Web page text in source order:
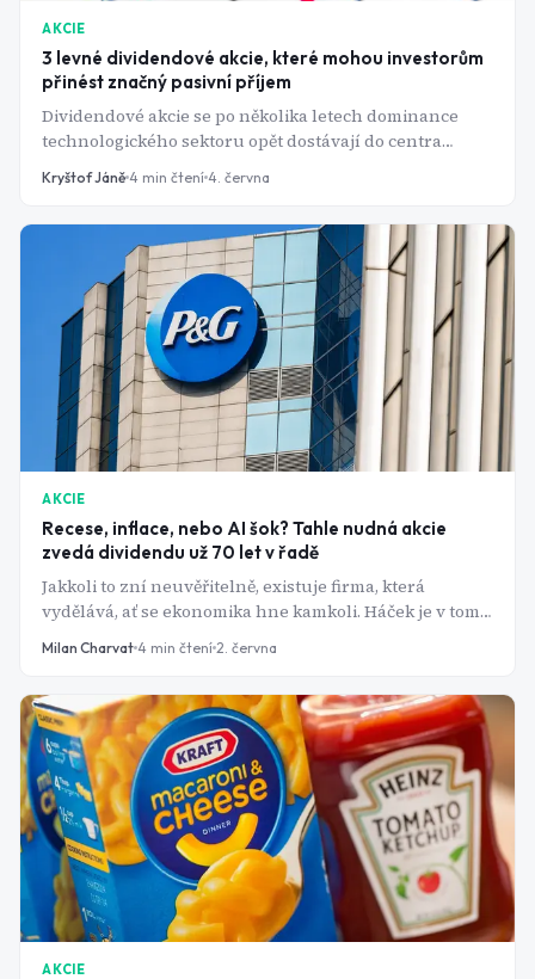
AKCIE
3 levné dividendové akcie, které mohou investorům
přinést značný pasivní příjem
Dividendové akcie se po několika letech dominance
technologického sektoru opět dostávají do centra
pozornosti investorů. Zatímco ocenění mnoha
růstových společností se pohybuje na historicky
historií výplat dividend se obchodují za násobky zisků,
které byly ještě před několika lety považovány za
výjimečné příležitosti.
Kryštof Jáně 4 min čtení 4. června
AKCIE
Recese, inflace, nebo AI šok? Tahle nudná akcie
zvedá dividendu už 70 let v řadě
Jakkoli to zní neuvěřitelně, existuje firma, která
vydělává, ať se ekonomika hne kamkoli. Háček je v tom,
že za tohle bezpečí se platí - a posledních deset let to
Milan Charvat 4 min čtení 2. června
AKCIE